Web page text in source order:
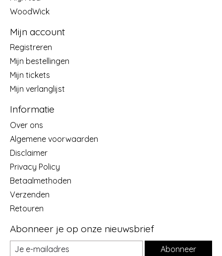
WoodWick
Mijn account
Registreren
Mijn bestellingen
Mijn tickets
Mijn verlanglijst
Informatie
Over ons
Algemene voorwaarden
Disclaimer
Privacy Policy
Betaalmethoden
Verzenden
Retouren
Abonneer je op onze nieuwsbrief
Abonneer